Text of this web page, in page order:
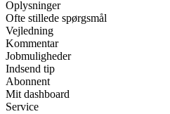
Oplysninger
Ofte stillede spørgsmål
Vejledning
Kommentar
Jobmuligheder
Indsend tip
Abonnent
Mit dashboard
Service